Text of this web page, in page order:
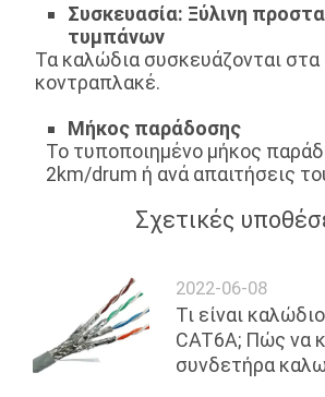
Συσκευασία: Ξύλινη
τυμπάνων
Τα καλώδια συσκευάζονται
κοντραπλακέ.
Μήκος παράδοσης
Το τυποποιημένο μήκος
2km/drum ή ανά απαιτήσεις
Σχετικές
2022-06-08
Τι είναι
CAT6A; Πώς να
συνδετήρα